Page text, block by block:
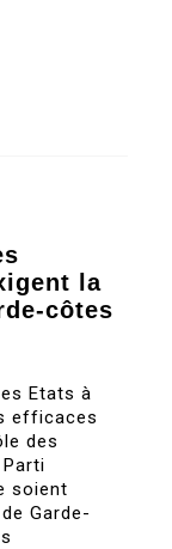
la
côtes
Etats à
efficaces
des
soient
Garde-